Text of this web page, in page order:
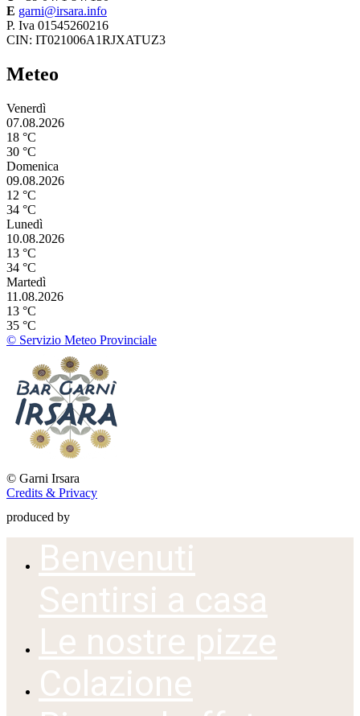
E garni@irsara.info
P. Iva 01545260216
CIN: IT021006A1RJXATUZ3
Meteo
Venerdì
07.08.2026
18 °C
30 °C
Domenica
09.08.2026
12 °C
34 °C
Lunedì
10.08.2026
13 °C
34 °C
Martedì
11.08.2026
13 °C
35 °C
© Servizio Meteo Provinciale
© Garni Irsara
Credits & Privacy
produced by
Benvenuti
Sentirsi a casa
Le nostre pizze
Colazione